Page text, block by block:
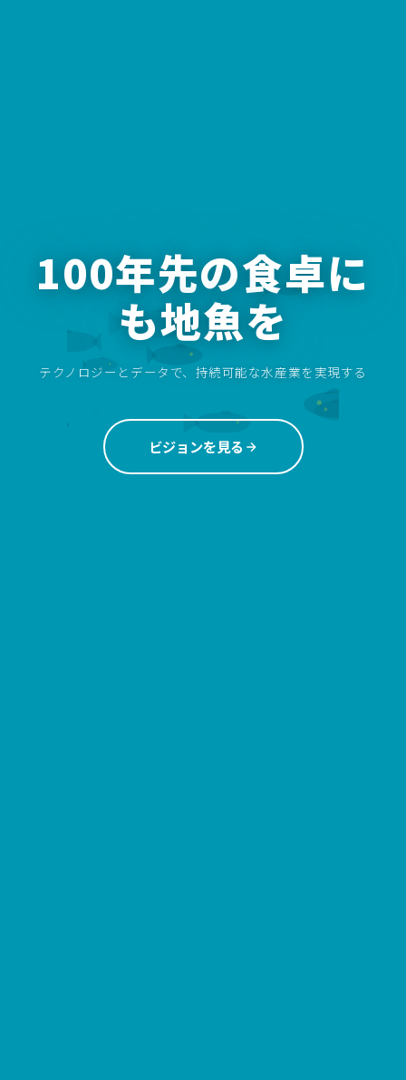
100年先の食卓に
も地魚を
テクノロジーとデータで、持続可能な水産業を実現する
ビジョンを見る